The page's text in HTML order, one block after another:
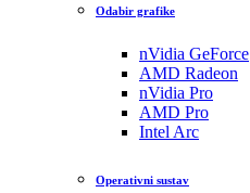
Odabir grafike
nVidia GeForce
AMD Radeon
nVidia Pro
AMD Pro
Intel Arc
Operativni sustav